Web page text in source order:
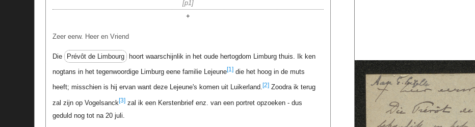
p1
+
Zeer eerw. Heer en Vriend
Die Prévôt de Limbourg hoort waarschijnlik in het oude hertogdom Limburg thuis. Ik ken
nogtans in het tegenwoordige Limburg eene familie Lejeune[1]die het hoog in de muts
heeft; misschien is hij ervan want deze Lejeune's komen uit Luikerland.[2]Zoodra ik terug
zal zijn op Vogelsanck[3]zal ik een Kerstenbrief enz. van een portret opzoeken - dus
geduld nog tot na 20 juli.